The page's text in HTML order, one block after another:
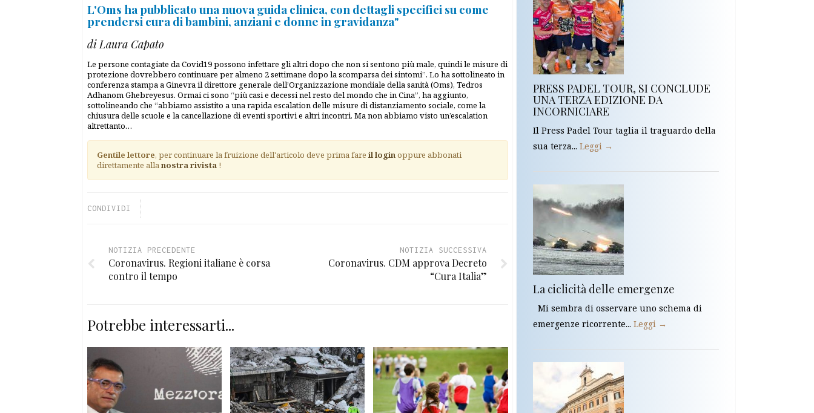
L'Oms ha pubblicato una nuova guida clinica, con dettagli specifici su come
prendersi cura di bambini, anziani e donne in gravidanza"
di Laura Capato
Le persone contagiate da Covid19 possono infettare gli altri dopo che non si sentono più male, quindi le misure di
protezione dovrebbero continuare per almeno 2 settimane dopo la scomparsa dei sintomi”. Lo ha sottolineato in
conferenza stampa a Ginevra il direttore generale dell’Organizzazione mondiale della sanità (Oms), Tedros
Adhanom Ghebreyesus. Ormai ci sono “più casi e decessi nel resto del mondo che in Cina”, ha aggiunto,
sottolineando che “abbiamo assistito a una rapida escalation delle misure di distanziamento sociale, come la
chiusura delle scuole e la cancellazione di eventi sportivi e altri incontri. Ma non abbiamo visto un’escalation
altrettanto…
Gentile lettore, per continuare la fruizione dell'articolo deve prima fare il loginoppure abbonati
direttamente allanostra rivista !
CONDIVIDI
NOTIZIA PRECEDENTE
Coronavirus. Regioni italiane è corsa
contro il tempo
NOTIZIA SUCCESSIVA
Coronavirus. CDM approva Decreto
“Cura Italia”
Potrebbe interessarti...
PRESS PADEL TOUR, SI CONCLUDE
UNA TERZA EDIZIONE DA
INCORNICIARE
Il Press Padel Tour taglia il traguardo della
sua terza... Leggi →
La ciclicità delle emergenze
Mi sembra di osservare uno schema di
emergenze ricorrente... Leggi →